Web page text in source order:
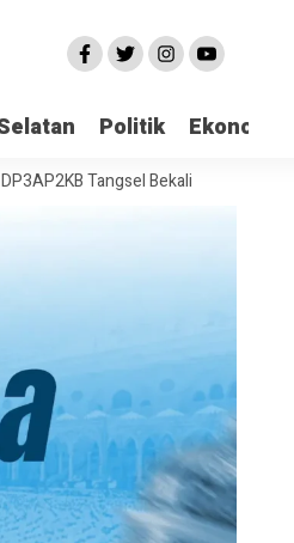
Politik Ekonomi
Tangsel Bekali Masyarakat